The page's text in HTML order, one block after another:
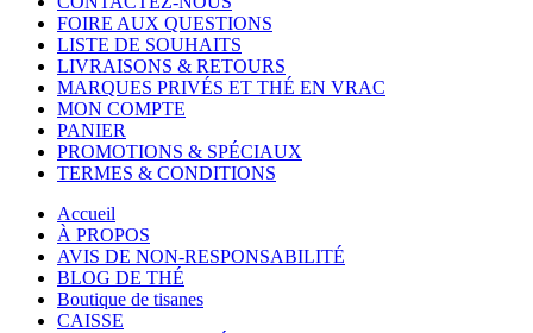
FOIRE AUX QUESTIONS
LISTE DE SOUHAITS
LIVRAISONS & RETOURS
MARQUES PRIVÉS ET THÉ EN VRAC
MON COMPTE
PANIER
PROMOTIONS & SPÉCIAUX
TERMES & CONDITIONS
Accueil
À PROPOS
AVIS DE NON-RESPONSABILITÉ
BLOG DE THÉ
Boutique de tisanes
CAISSE